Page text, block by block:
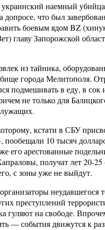
наемный
допросе, что был
боевым ядом BZ
главу Запорожской
из тайника,
города Мелитополя.
подмешивать в еду, в сок
не только для
кстати в СБУ
10 тысяч
его арестованные
получат лет 20-25
с зоны уже не выйдут.
неудавшегося
преступлений
гуляют на свободе.
— события движутся к